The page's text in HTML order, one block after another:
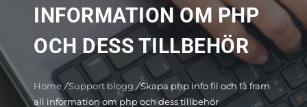
INFORMATION OM PHP
OCH DESS TILLBEHÖR
Home /Support blogg /Skapa php info fil och få fram
all information om php och dess tillbehör